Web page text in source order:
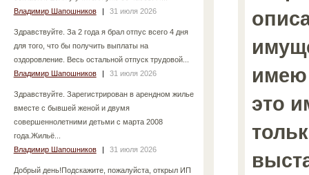
Владимир Шапошников
| 31 июля 2026
Здравствуйте. За 2 года я брал отпус всего 4 дня
для того, что бы получить выплаты на
оздоровление. Весь остальной отпуск трудовой...
Владимир Шапошников
| 31 июля 2026
Здравствуйте. Зарегистрирован в арендном жилье
вместе с бывшей женой и двумя
совершеннолетними детьми с марта 2008
года.Жильё...
Владимир Шапошников
| 31 июля 2026
Добрый день!Подскажите, пожалуйста, открыл ИП
имею
это